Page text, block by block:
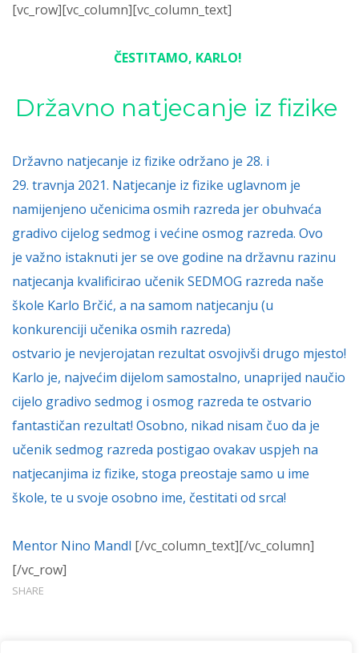
[vc_row][vc_column][vc_column_text]
ČESTITAMO, KARLO!
Državno natjecanje iz fizike
Državno natjecanje iz fizike održano je 28. i
29. travnja 2021. Natjecanje iz fizike uglavnom je
namijenjeno učenicima osmih razreda jer obuhvaća
gradivo cijelog sedmog i većine osmog razreda. Ovo
je važno istaknuti jer se ove godine na državnu razinu
natjecanja kvalificirao učenik SEDMOG razreda naše
škole Karlo Brčić, a na samom natjecanju (u
konkurenciji učenika osmih razreda)
ostvario je nevjerojatan rezultat osvojivši drugo mjesto!
Karlo je, najvećim dijelom samostalno, unaprijed naučio
cijelo gradivo sedmog i osmog razreda te ostvario
fantastičan rezultat! Osobno, nikad nisam čuo da je
učenik sedmog razreda postigao ovakav uspjeh na
natjecanjima iz fizike, stoga preostaje samo u ime
škole, te u svoje osobno ime, čestitati od srca!
Mentor Nino Mandl [/vc_column_text][/vc_column]
[/vc_row]
SHARE